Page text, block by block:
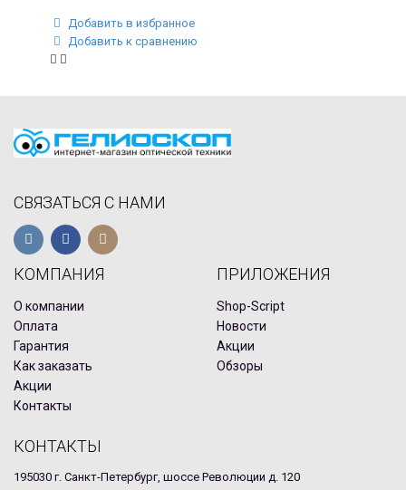
Добавить в избранное
Добавить к сравнению
СВЯЗАТЬСЯ С НАМИ
КОМПАНИЯ
О компании
Оплата
Гарантия
Как заказать
Акции
Контакты
ПРИЛОЖЕНИЯ
Shop-Script
Новости
Акции
Обзоры
КОНТАКТЫ
195030 г. Санкт-Петербург, шоссе Революции д. 120